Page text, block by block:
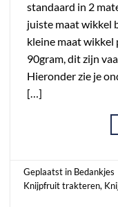
standaard in 2
juiste maat wikkel
kleine maat
90gram, dit zijn
Hieronder zie je
[…]
Geplaatst in Bedankjes
Knijpfruit trakteren,